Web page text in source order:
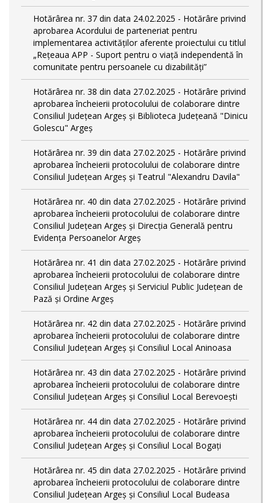
Hotărârea nr. 37 din data 24.02.2025 - Hotărâre privind
aprobarea Acordului de parteneriat pentru
implementarea activităţilor aferente proiectului cu titlul
„Rețeaua APP - Suport pentru o viață independentă în
comunitate pentru persoanele cu dizabilități”
Hotărârea nr. 38 din data 27.02.2025 - Hotărâre privind
aprobarea încheierii protocolului de colaborare dintre
Consiliul Județean Argeș și Biblioteca Județeană "Dinicu
Golescu" Argeș
Hotărârea nr. 39 din data 27.02.2025 - Hotărâre privind
aprobarea încheierii protocolului de colaborare dintre
Consiliul Județean Argeș și Teatrul "Alexandru Davila"
Hotărârea nr. 40 din data 27.02.2025 - Hotărâre privind
aprobarea încheierii protocolului de colaborare dintre
Consiliul Județean Argeș și Direcția Generală pentru
Evidența Persoanelor Argeș
Hotărârea nr. 41 din data 27.02.2025 - Hotărâre privind
aprobarea încheierii protocolului de colaborare dintre
Consiliul Județean Argeș și Serviciul Public Județean de
Pază și Ordine Argeș
Hotărârea nr. 42 din data 27.02.2025 - Hotărâre privind
aprobarea încheierii protocolului de colaborare dintre
Consiliul Județean Argeș și Consiliul Local Aninoasa
Hotărârea nr. 43 din data 27.02.2025 - Hotărâre privind
aprobarea încheierii protocolului de colaborare dintre
Consiliul Județean Argeș și Consiliul Local Berevoești
Hotărârea nr. 44 din data 27.02.2025 - Hotărâre privind
aprobarea încheierii protocolului de colaborare dintre
Consiliul Județean Argeș și Consiliul Local Bogați
Hotărârea nr. 45 din data 27.02.2025 - Hotărâre privind
aprobarea încheierii protocolului de colaborare dintre
Consiliul Județean Argeș și Consiliul Local Budeasa